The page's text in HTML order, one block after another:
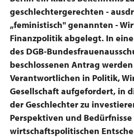
geschlechtergerechten -
„feministisch" genannten -
Finanzpolitik abgelegt. In
des DGB-
beschlossenen Antrag
Verantwortlichen in Politik,
Gesellschaft aufgefordert, in
der Geschlechter zu
Perspektiven und
wirtschaftspolitischen